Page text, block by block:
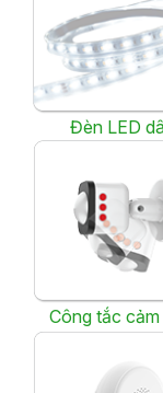
Đèn LED
Công tắc